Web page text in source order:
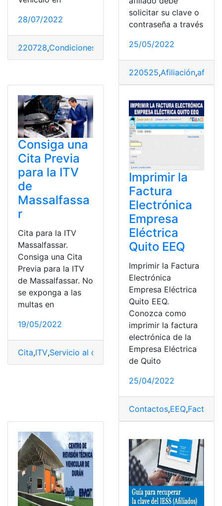
28/07/2022
220728,Condiciones Matrícula vehicular,Quito
solicitar su clave o
contraseña a través
25/05/2022
220525,Afiliación,
Consiga una
Cita Previa
para la ITV
de
Massalfassa
r
Cita para la ITV
Massalfassar.
Consiga una Cita
Previa para la ITV
de Massalfassar. No
se exponga a las
multas en
19/05/2022
Cita,ITV,Servicio al cliente Servicio en linea,Solicitar
Imprimir la
Factura
Electrónica
Empresa
Eléctrica
Quito EEQ
Imprimir la Factura
Electrónica
Empresa Eléctrica
Quito EEQ.
Conozca como
imprimir la factura
electrónica de la
Empresa Eléctrica
de Quito
25/04/2022
Contactos,EEQ,Facturas